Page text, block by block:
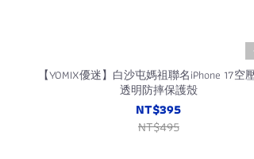
【YOMIX優迷】白沙屯媽祖聯名iPhone 17空
透明防摔保護殼
NT$395
NT$495